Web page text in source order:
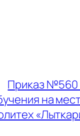
Приказ №560
на